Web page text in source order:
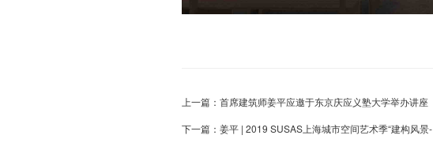
上一篇：首席建筑师姜平应邀于东京庆应义塾大学举办讲座
下一篇：姜平 | 2019 SUSAS上海城市空间艺术季“建构风景-